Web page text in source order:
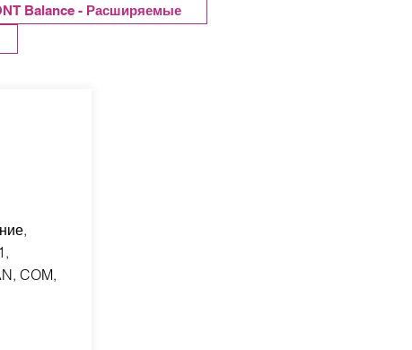
Balance - Расширяемые
COM,